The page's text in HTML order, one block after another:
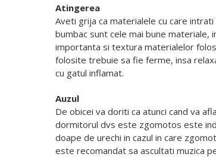
Atingerea
Aveti grija ca materialele cu care
bumbac sunt cele mai bune
importanta si textura materialelor
folosite trebuie sa fie ferme, insa
cu gatul inflamat.
Auzul
De obicei va doriti ca atunci cand va
dormitorul dvs este zgomotos este
doape de urechi in cazul in care
este recomandat sa ascultati muzica